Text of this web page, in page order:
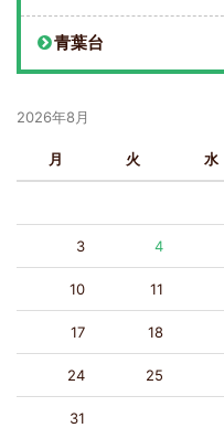
青葉台
2026年8月
月 火 水
3 4
10 11
17 18
24 25
31